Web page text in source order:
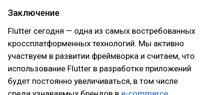
Заключение
Flutter сегодня — одна из самых востребованных
кроссплатформенных технологий. Мы активно
участвуем в развитии фреймворка и считаем, что
использование Flutter в разработке приложений
будет постоянно увеличиваться, в том числе